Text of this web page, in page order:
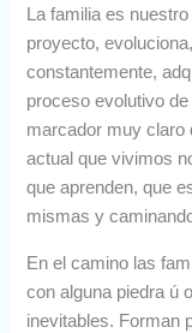
La familia es
proyecto,
constantemente,
proceso evolutivo
marcador muy claro
actual que vivimos
que aprenden, que
mismas y
En el camino las
con alguna piedra ú
inevitables. Forman